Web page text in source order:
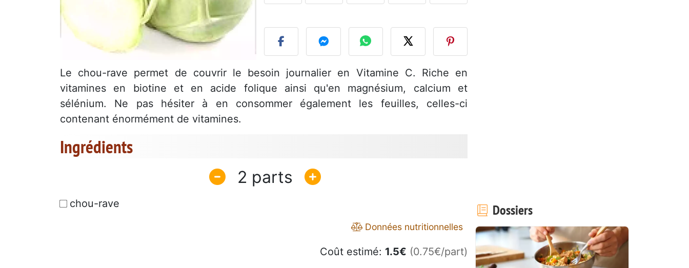
Publier votre photo de cette
Le chou-rave permet de couvrir le besoin journalier en Vitamine C. Riche en
vitamines en biotine et en acide folique ainsi qu'en magnésium, calcium et
sélénium. Ne pas hésiter à en consommer également les feuilles, celles-ci
contenant énormément de vitamines.
Ingrédients
2
chou-rave
Données nutritionnelles
Coût estimé: 1.5€ (0.75€/part)
Dossiers